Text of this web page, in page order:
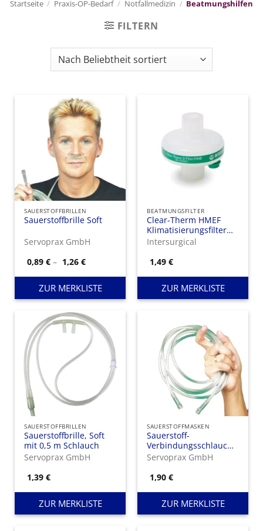
Startseite / Praxis-OP-Bedarf / Notfallmedizin / Beatmungshilfen
FILTERN
SAUERSTOFFBRILLEN
Sauerstoffbrille Soft
Servoprax GmbH
0,89€ – 1,26€Preisspanne:
0,89 €
bis
1,26 €
ZUR MERKLISTE
BEATMUNGSFILTER
Clear-Therm HMEF
Klimatisierungsfilter
mit Luer-Port
Intersurgical
1,49€
ZUR MERKLISTE
SAUERSTOFFBRILLEN
Sauerstoffbrille, Soft
mit 0,5 m Schlauch
Servoprax GmbH
1,39€
ZUR MERKLISTE
SAUERSTOFFMASKEN
Sauerstoff-
Verbindungsschlauch,
Länge 2,1 m
Servoprax GmbH
1,90€
ZUR MERKLISTE